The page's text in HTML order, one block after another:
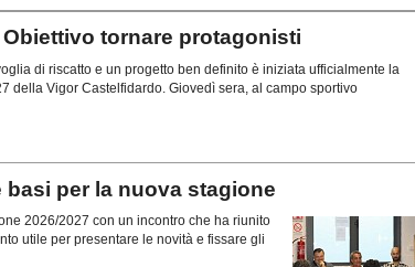
Obiettivo tornare protagonisti
di riscatto e un progetto ben definito è iniziata ufficialmente la
della Vigor Castelfidardo. Giovedì sera, al campo sportivo
basi per la nuova stagione
2026/2027 con un incontro che ha riunito
utile per presentare le novità e fissare gli